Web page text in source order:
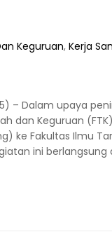
Keguruan, Kerja
– Dalam upaya
dan Keguruan
ke Fakultas Ilmu
ini berlangsung